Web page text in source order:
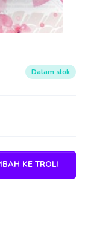
Dalam stok
KE TROLI